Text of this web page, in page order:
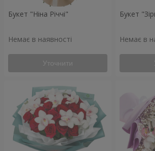
Букет "Ніна Річчі"
Немає в наявності
Уточнити
Букет
Немає в